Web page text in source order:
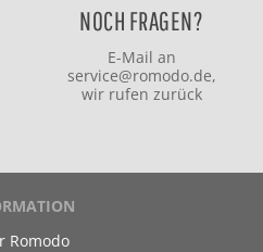
NOCH FRAGEN?
E-Mail an
service@romodo.de,
wir rufen zurück
Romodo